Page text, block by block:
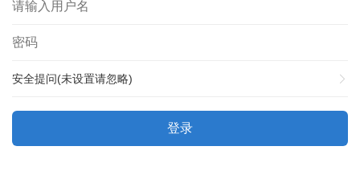
安全提问(未设置请忽略)
登录